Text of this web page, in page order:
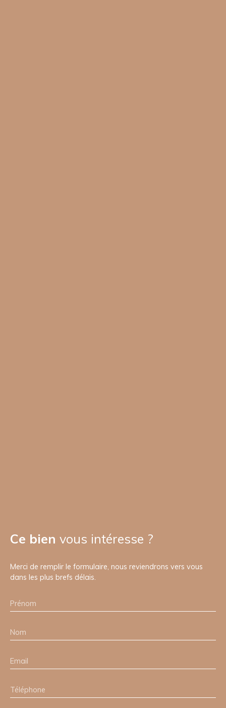
Ce bien vous intéresse ?
Merci de remplir le formulaire, nous reviendrons vers vous
dans les plus brefs délais.
Prénom
Nom
Email
Téléphone